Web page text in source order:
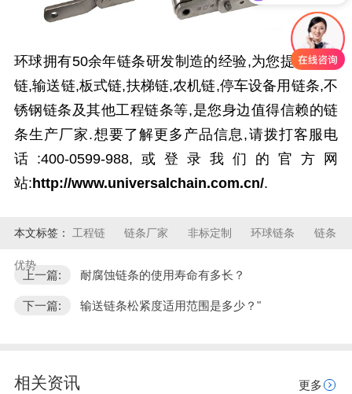
环球拥有50余年链条研发制造的经验,为您提供传动
链,输送链,板式链,扶梯链,农机链,停车设备用链条,不
锈钢链条及其他工程链条等,是您身边值得信赖的链
条生产厂家.想要了解更多产品信息,请拨打客服电
话:400-0599-988,或登录我们的官方网
站: http://www.universalchain.com.cn/.
本文标签： 工程链 链条厂家 非标定制 环球链条 链条
优势
上一篇: 耐腐蚀链条的使用寿命有多长？
下一篇: 输送链条松紧度适用范围是多少？"
相关资讯 更多